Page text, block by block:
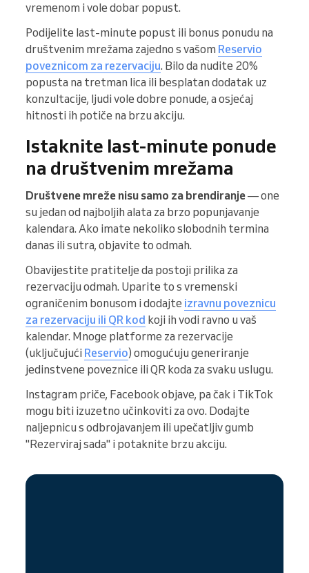
vremenom i vole dobar popust.
Podijelite last-minute popust ili bonus ponudu na
društvenim mrežama zajedno s vašom Reservio
poveznicom za rezervaciju. Bilo da nudite 20%
popusta na tretman lica ili besplatan dodatak uz
konzultacije, ljudi vole dobre ponude, a osjećaj
hitnosti ih potiče na brzu akciju.
Istaknite last-minute ponude
na društvenim mrežama
Društvene mreže nisu samo za brendiranje— one
su jedan od najboljih alata za brzo popunjavanje
kalendara. Ako imate nekoliko slobodnih termina
danas ili sutra, objavite to odmah.
Obavijestite pratitelje da postoji prilika za
rezervaciju odmah. Uparite to s vremenski
ograničenim bonusom i dodajte izravnu poveznicu
za rezervaciju ili QR kod koji ih vodi ravno u vaš
kalendar. Mnoge platforme za rezervacije
(uključujući Reservio) omogućuju generiranje
jedinstvene poveznice ili QR koda za svaku uslugu.
Instagram priče, Facebook objave, pa čak i TikTok
mogu biti izuzetno učinkoviti za ovo. Dodajte
naljepnicu s odbrojavanjem ili upečatljiv gumb
"Rezerviraj sada" i potaknite brzu akciju.